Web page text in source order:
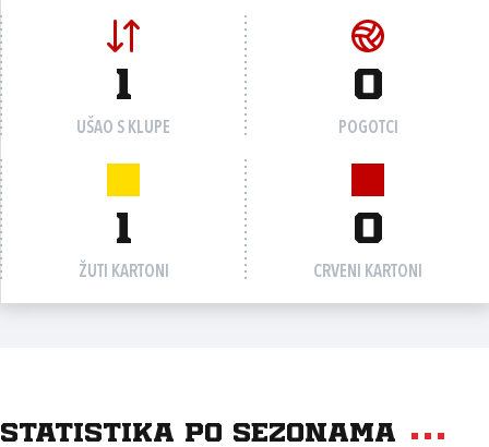
1
UŠAO S KLUPE
0
POGOTCI
1
ŽUTI KARTONI
0
CRVENI KARTONI
Statistika po sezonama